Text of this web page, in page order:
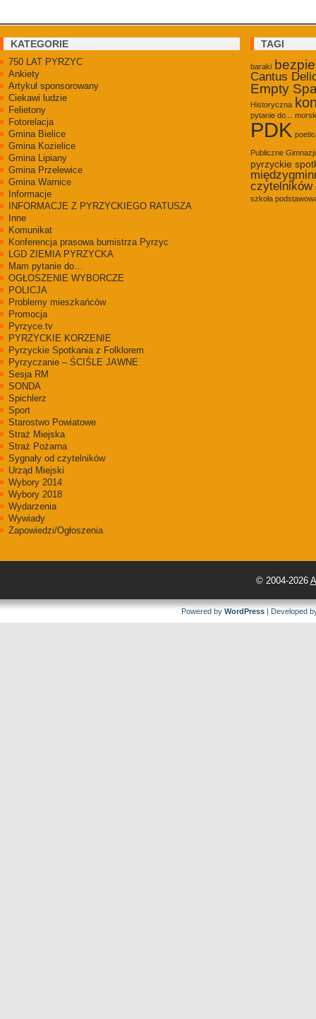
KATEGORIE
750 LAT PYRZYC
Ankiety
Artykuł sponsorowany
Ciekawi ludzie
Felietony
Fotorelacja
Gmina Bielice
Gmina Kozielice
Gmina Lipiany
Gmina Przelewice
Gmina Warnice
Informacje
INFORMACJE Z PYRZYCKIEGO RATUSZA
Inne
Komunikat
Konferencja prasowa bumistrza Pyrzyc
LGD ZIEMIA PYRZYCKA
Mam pytanie do…
OGŁOSZENIE WYBORCZE
POLICJA
Problemy mieszkańców
Promocja
Pyrzyce.tv
PYRZYCKIE KORZENIE
Pyrzyckie Spotkania z Folklorem
Pyrzyczanie – ŚCIŚLE JAWNE
Sesja RM
SONDA
Spichlerz
Sport
Starostwo Powiatowe
Straż Miejska
Straż Pożarna
Sygnały od czytelników
Urząd Miejski
Wybory 2014
Wybory 2018
Wydarzenia
Wywiady
Zapowiedzi/Ogłoszenia
TAGI
baraki
Cantus
Empty
Historyczna
pytanie do...
PDK
Publiczne
pyrzyckie
czytelników
szkoła
© 2004-2026
Powered by WordPress | Developed